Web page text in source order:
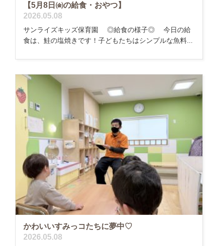
【5月8日㈮の給食・おやつ】
2026.05.08
サンライズキッズ保育園 ◎給食の様子◎ 今日の給
食は、鮭の塩焼きです！子どもたちはシンプルな魚料...
かわいいすみっコたちに夢中♡
2026.05.08